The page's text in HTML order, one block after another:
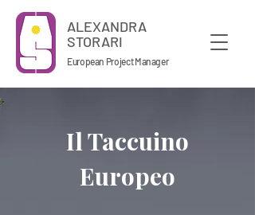
ALEXANDRA
STORARI
European Project Manager
Il Taccuino
Europeo